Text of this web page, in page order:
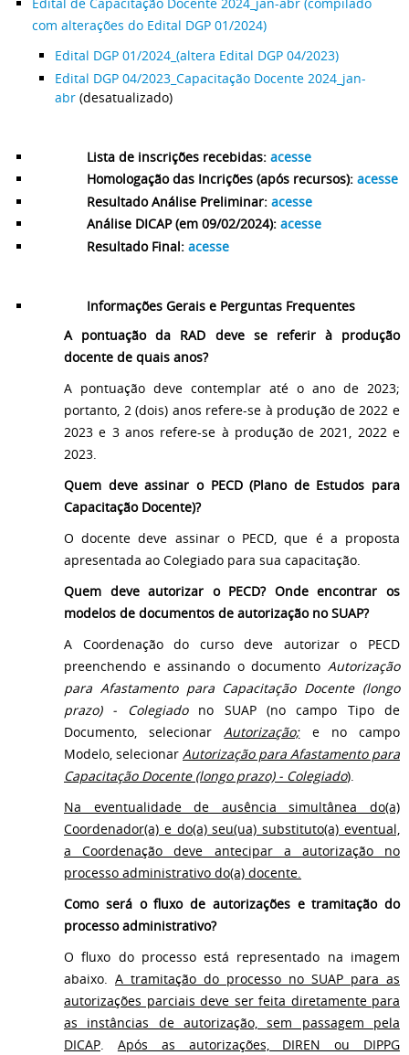
com alterações do Edital DGP 01/2024)
Edital DGP 01/2024_(altera Edital DGP 04/2023)
Edital DGP 04/2023_Capacitação Docente 2024_jan-
abr (desatualizado)
Lista de inscrições recebidas: acesse
Homologação das Incrições (após recursos): acesse
Resultado Análise Preliminar: acesse
Análise DICAP (em 09/02/2024): acesse
Resultado Final: acesse
Informações Gerais e Perguntas Frequentes
A pontuação da RAD deve se referir à produção
docente de quais anos?
A pontuação deve contemplar até o ano de 2023;
portanto, 2 (dois) anos refere-se à produção de 2022 e
2023 e 3 anos refere-se à produção de 2021, 2022 e
2023.
Quem deve assinar o PECD (Plano de Estudos para
Capacitação Docente)?
O docente deve assinar o PECD, que é a proposta
apresentada ao Colegiado para sua capacitação.
Quem deve autorizar o PECD? Onde encontrar os
modelos de documentos de autorização no SUAP?
A Coordenação do curso deve autorizar o PECD
preenchendo e assinando o documento Autorização
para Afastamento para Capacitação Docente (longo
prazo) - Colegiado no SUAP (no campo Tipo de
Documento, selecionarAutorização;e no campo
Modelo, selecionar Autorização para Afastamento para
Capacitação Docente (longo prazo) - Colegiado).
Na eventualidade de ausência simultânea do(a)
Coordenador(a) e do(a) seu(ua) substituto(a) eventual,
a Coordenação deve antecipar a autorização no
processo administrativo do(a) docente.
Como será o fluxo de autorizações e tramitação do
processo administrativo?
O fluxo do processo está representado na imagem
abaixo. A tramitação do processo no SUAP para as
autorizações parciais deve ser feita diretamente para
as instâncias de autorização, sem passagem pela
DICAP
Após as autorizações, DIREN ou DIPPG